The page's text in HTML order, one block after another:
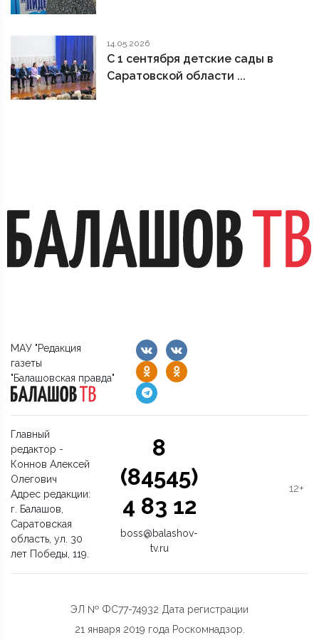
14.05.2026
С 1 сентября детские сады в
Саратовской области ...
МАУ "Редакция
газеты
"Балашовская правда"
Главный
редактор -
Коннов Алексей
Олегович
Адрес редакции:
г. Балашов,
Саратовская
область, ул. 30
лет Победы, 119.
8
(84545)
4 83 12
boss@balashov-
tv.ru
12+
ЭЛ № ФС77-74932 Дата регистрации
21 января 2019 года Роскомнадзор.